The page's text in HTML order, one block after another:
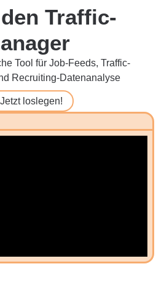
Traffic-
Tool für Job-Feeds, Traffic-
Recruiting-Datenanalyse
Jetzt loslegen!